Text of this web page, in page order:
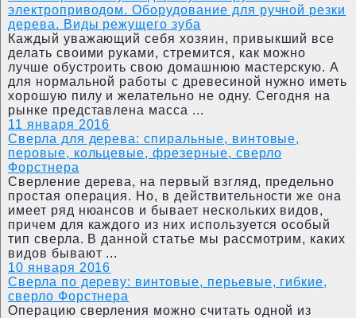
электроприводом. Оборудование для ручной резки
дерева. Виды режущего зуба
Каждый уважающий себя хозяин, привыкший все
делать своими руками, стремится, как можно
лучше обустроить свою домашнюю мастерскую. А
для нормальной работы с древесиной нужно иметь
хорошую пилу и желательно не одну. Сегодня на
рынке представлена масса ...
11 января 2016
Сверла для дерева: спиральные, винтовые,
перовые, кольцевые, фрезерные, сверло
Форстнера
Сверление дерева, на первый взгляд, предельно
простая операция. Но, в действительности же она
имеет ряд нюансов и бывает нескольких видов,
причем для каждого из них используется особый
тип сверла. В данной статье мы рассмотрим, каких
видов бывают ...
10 января 2016
Сверла по дереву: винтовые, перьевые, гибкие,
сверло Форстнера
Операцию сверления можно считать одной из